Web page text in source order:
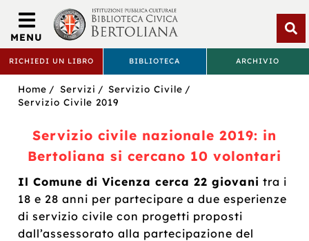
BIBLIOTECA
CIVICA
RICHIEDI UN LIBRO BIBLIOTECA ARCHIVIO
MENU
Bertoliana
Sei
in:
Home Servizi
Servizio Civile
Servizio Civile 2019
Servizio civile nazionale 2019: in
Bertoliana si cercano 10 volontari
Il Comune di Vicenza cerca 22 giovani tra i
18 e 28 anni per partecipare a due esperienze
di servizio civile con progetti proposti
dall’assessorato alla partecipazione del